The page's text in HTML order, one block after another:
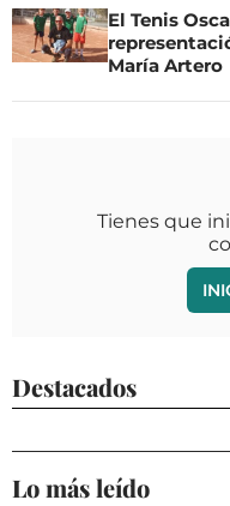
El Tenis
María Artero
Tienes que
Destacados
Lo más leído